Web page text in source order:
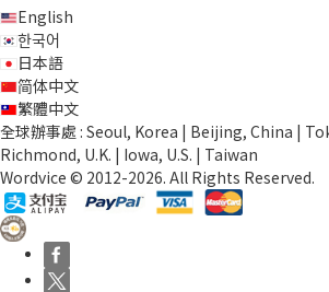
English
한국어
日本語
简体中文
繁體中文
全球辦事處 : Seoul, Korea | Beijing, China |
Richmond, U.K. | Iowa, U.S. | Taiwan
Wordvice © 2012-2026. All Rights Reserved.